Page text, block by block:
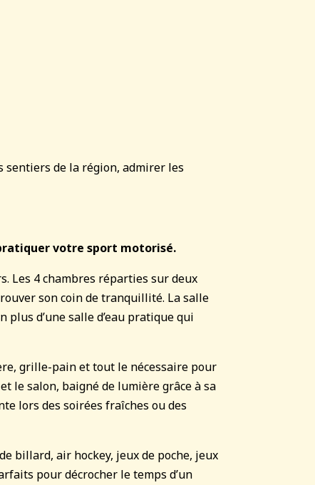
sentiers de la région, admirer les
votre sport motorisé.
Les 4 chambres réparties sur deux
son coin de tranquillité. La salle
d’une salle d’eau pratique qui
grille-pain et tout le nécessaire pour
le salon, baigné de lumière grâce à sa
lors des soirées fraîches ou des
billard, air hockey, jeux de poche, jeux
pour décrocher le temps d’un